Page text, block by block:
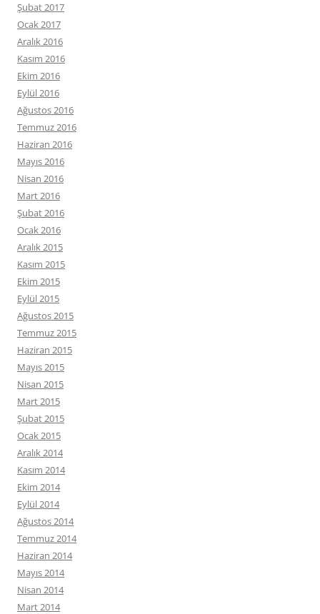
Şubat 2017
Ocak 2017
Aralık 2016
Kasım 2016
Ekim 2016
Eylül 2016
Ağustos 2016
Temmuz 2016
Haziran 2016
Mayıs 2016
Nisan 2016
Mart 2016
Şubat 2016
Ocak 2016
Aralık 2015
Kasım 2015
Ekim 2015
Eylül 2015
Ağustos 2015
Temmuz 2015
Haziran 2015
Mayıs 2015
Nisan 2015
Mart 2015
Şubat 2015
Ocak 2015
Aralık 2014
Kasım 2014
Ekim 2014
Eylül 2014
Ağustos 2014
Temmuz 2014
Haziran 2014
Mayıs 2014
Nisan 2014
Mart 2014